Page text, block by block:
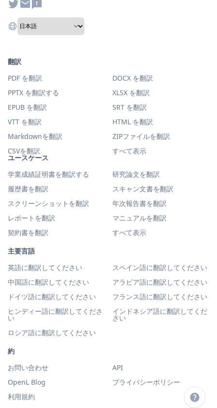
ユースケース
学業成績証明書を翻訳する
研究論文を翻訳
履歴書を翻訳
スキャン文書を翻訳
スクリーンショットを翻訳
年次報告書を翻訳
レポートを翻訳
マニュアルを翻訳
契約書を翻訳
すべて表示
主要言語
英語に翻訳してください
スペイン語に翻訳してください
中国語に翻訳してください
アラビア語に翻訳してください
ドイツ語に翻訳してください
フランス語に翻訳してください
ヒンディー語に翻訳してくださ
い
インドネシア語に翻訳してくだ
さい
ロシア語に翻訳してください
翻訳
PDF を翻訳
DOCX を翻訳
PPTX を翻訳する
XLSX を翻訳
EPUB を翻訳
SRT を翻訳
VTT を翻訳
HTML を翻訳
Markdownを翻訳
ZIPファイルを翻訳
CSVを翻訳
すべて表示
約
お問い合わせ
API
OpenL Blog
プライバシーポリシー
利用規約